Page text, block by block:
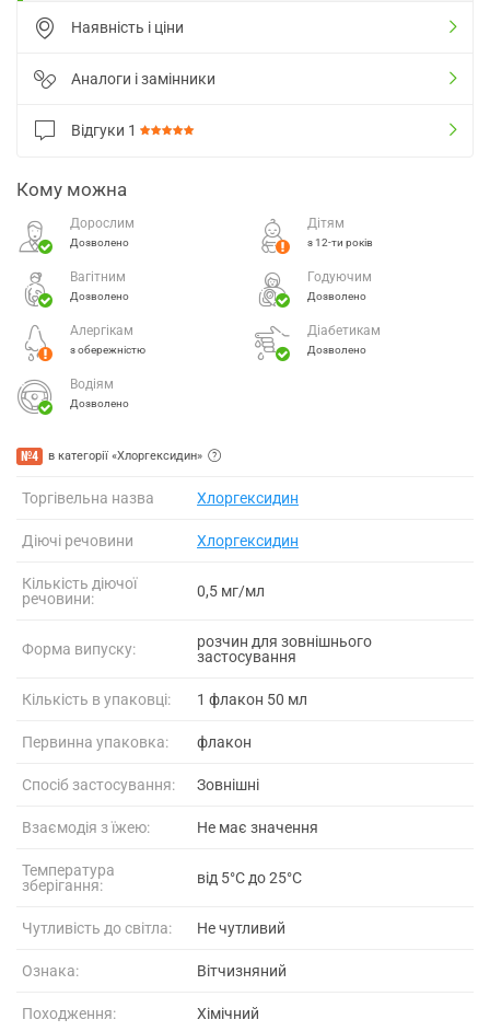
Наявність і ціни
Аналоги і замінники
Відгуки 1
Кому можна
Дорослим
Дозволено
Дітям
з 12-ти років
Вагітним
Дозволено
Годуючим
Дозволено
Алергікам
з обережністю
Діабетикам
Дозволено
Водіям
Дозволено
№4 в категорії «Хлоргексидин»
Торгівельна назва Хлоргексидин
Діючі речовини Хлоргексидин
Кількість діючої
речовини:
0,5 мг/мл
Форма випуску:
розчин для зовнішнього
застосування
Кількість в упаковці: 1 флакон 50 мл
Первинна упаковка: флакон
Спосіб застосування: Зовнішні
Взаємодія з їжею: Не має значення
Температура
зберігання:
від 5°C до 25°C
Чутливість до світла: Не чутливий
Ознака: Вітчизняний
Походження: Хімічний